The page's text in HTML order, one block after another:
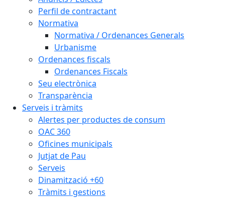
Perfil de contractant
Normativa
Normativa / Ordenances Generals
Urbanisme
Ordenances fiscals
Ordenances Fiscals
Seu electrònica
Transparència
Serveis i tràmits
Alertes per productes de consum
OAC 360
Oficines municipals
Jutjat de Pau
Serveis
Dinamització +60
Tràmits i gestions